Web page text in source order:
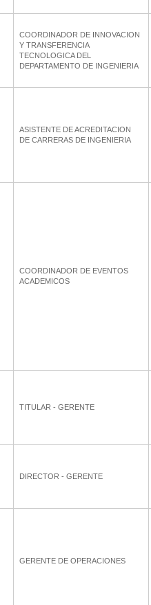
COORDINADOR DE INNOVACION
Y TRANSFERENCIA
TECNOLOGICA DEL
DEPARTAMENTO DE INGENIERIA
ASISTENTE DE ACREDITACION
DE CARRERAS DE INGENIERIA
COORDINADOR DE EVENTOS
ACADEMICOS
TITULAR - GERENTE
DIRECTOR - GERENTE
GERENTE DE OPERACIONES